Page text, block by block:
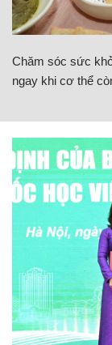
Chăm sóc sức
ngay khi cơ thể